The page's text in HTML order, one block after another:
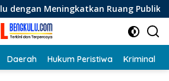
Ruang Publik dan Kebersihan
Daerah Hukum Peristiwa Kriminal